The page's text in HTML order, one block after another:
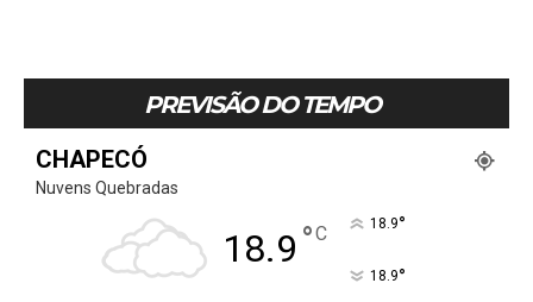
PREVISÃO DO TEMPO
CHAPECÓ
Nuvens Quebradas
18.9 °C 18.9°
18.9°